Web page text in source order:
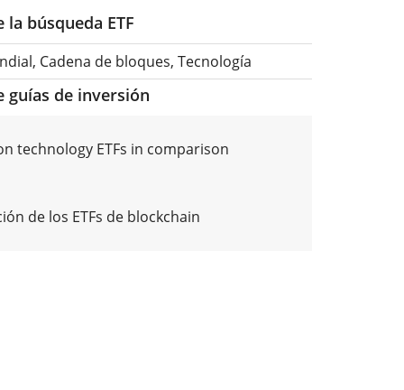
la búsqueda ETF
Cadena de bloques, Tecnología
guías de inversión
technology ETFs in comparison
de los ETFs de blockchain